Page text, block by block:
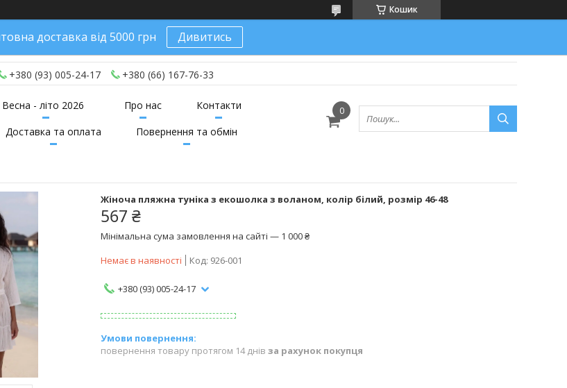
Кошик
доставка від 5000 грн Дивитись
+380 (93) 005-24-17 +380 (66) 167-76-33
Весна - літо 2026 Про нас
Контакти
Доставка та оплата
Повернення та обмін
Жіноча пляжна туніка з екошолка з воланом, колір білий, розмір 46-48
567 ₴
Мінімальна сума замовлення на сайті — 1 000 ₴
Немає в наявності
Код: 926-001
+380 (93) 005-24-17
повернення товару протягом 14 днів за рахунок покупця